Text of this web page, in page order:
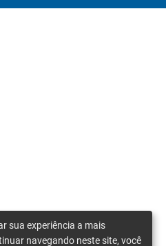
sua experiência a mais
navegando neste site, você